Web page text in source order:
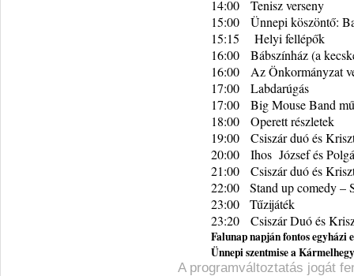
14:00
Tenisz verseny
15:00
Ünnepi köszöntő:
15:15
Helyi fellépők
16:00
Bábszínház (a
16:00
Az Önkormányzat
17:00
Labdarúgás
17:00
Big Mouse Band
18:00
Operett részletek
19:00
Csiszár duó és
20:00
Ihos József és
21:00
Csiszár duó és
22:00
Stand up comedy –
23:00
Tűzijáték
23:20
Csiszár Duó és
Falunap napján fontos egyházi
Ünnepi szentmise a
A programváltoztatás jogát